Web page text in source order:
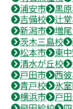
浦安市
黒
吉備校
辻
新潟市
増
茨木三島校
松本市
東
清水が丘校
戸田市
西
青戸校
氷
横浜市
戸